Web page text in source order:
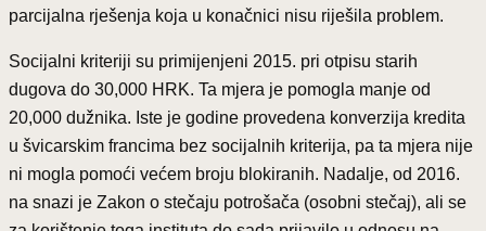
parcijalna rješenja koja u konačnici nisu riješila problem.
Socijalni kriteriji su primijenjeni 2015. pri otpisu starih
dugova do 30,000 HRK. Ta mjera je pomogla manje od
20,000 dužnika. Iste je godine provedena konverzija kredita
u švicarskim francima bez socijalnih kriterija, pa ta mjera nije
ni mogla pomoći većem broju blokiranih. Nadalje, od 2016.
na snazi je Zakon o stečaju potrošača (osobni stečaj), ali se